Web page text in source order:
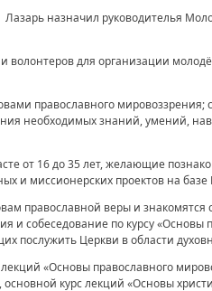
назначил руководителья
волонтеров для организации
православного
необходимых знаний, умений,
от 16 до 35 лет, желающие
и миссионерских проектов на
православной веры и
и собеседование по курсу
послужить Церкви в области
«Основы православного
курс лекций «Основы